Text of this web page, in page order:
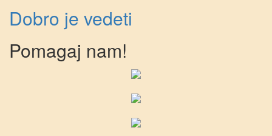
Dobro je vedeti
Pomagaj nam!